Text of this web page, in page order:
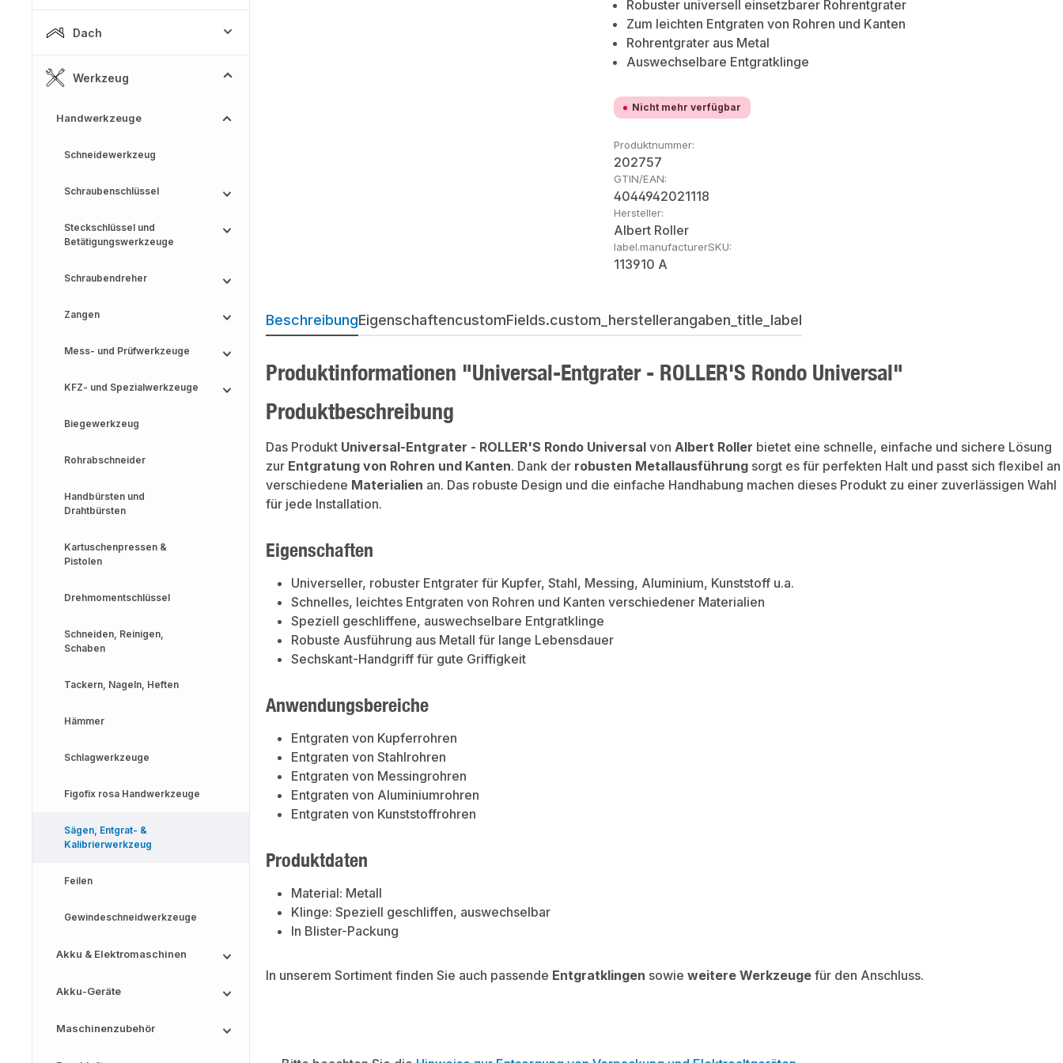
Dach
Werkzeug
Handwerkzeuge
Schneidewerkzeug
Schraubenschlüssel
Steckschlüssel und
Betätigungswerkzeuge
Schraubendreher
Zangen
Mess- und Prüfwerkzeuge
KFZ- und Spezialwerkzeuge
Biegewerkzeug
Rohrabschneider
Handbürsten und
Drahtbürsten
Kartuschenpressen &
Pistolen
Drehmomentschlüssel
Schneiden, Reinigen,
Schaben
Tackern, Nageln, Heften
Hämmer
Schlagwerkzeuge
Figofix rosa Handwerkzeuge
Sägen, Entgrat- &
Kalibrierwerkzeug
Feilen
Gewindeschneidwerkzeuge
Akku & Elektromaschinen
Akku-Geräte
Maschinenzubehör
Robuster universell einsetzbarer Rohrentgrater
Zum leichten Entgraten von Rohren und Kanten
Rohrentgrater aus Metal
Auswechselbare Entgratklinge
Nicht mehr verfügbar
Produktnummer:
202757
GTIN/EAN:
4044942021118
Hersteller:
Albert Roller
label.manufacturerSKU:
113910 A
BeschreibungEigenschaftencustomFields.custom_herstellerangaben_title_label
Produktinformationen "Universal-Entgrater - ROLLER'S Rondo Universal"
Produktbeschreibung
Das Produkt Universal-Entgrater - ROLLER'S Rondo Universal von Albert Roller bietet eine schnelle, einfache und sichere Lösung
zur Entgratung von Rohren und Kanten. Dank der robusten Metallausführung sorgt es für perfekten Halt und passt sich flexibel an
verschiedene Materialien an. Das robuste Design und die einfache Handhabung machen dieses Produkt zu einer zuverlässigen Wahl
für jede Installation.
Eigenschaften
Universeller, robuster Entgrater für Kupfer, Stahl, Messing, Aluminium, Kunststoff u.a.
Schnelles, leichtes Entgraten von Rohren und Kanten verschiedener Materialien
Speziell geschliffene, auswechselbare Entgratklinge
Robuste Ausführung aus Metall für lange Lebensdauer
Sechskant-Handgriff für gute Griffigkeit
Anwendungsbereiche
Entgraten von Kupferrohren
Entgraten von Stahlrohren
Entgraten von Messingrohren
Entgraten von Aluminiumrohren
Entgraten von Kunststoffrohren
Produktdaten
Material: Metall
Klinge: Speziell geschliffen, auswechselbar
In Blister-Packung
In unserem Sortiment finden Sie auch passende Entgratklingen sowie weitere Werkzeuge für den Anschluss.